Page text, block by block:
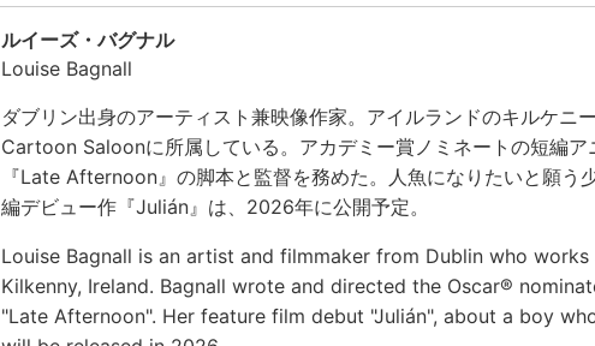
ルイーズ・バグナル
Louise Bagnall
ダブリン出身のアーティスト兼映像作家。アイルランドのキルケニ
Cartoon Saloonに所属している。アカデミー賞ノミネートの短編ア
『Late Afternoon』の脚本と監督を務めた。人魚になりたいと願う
編デビュー作『Julián』は、2026年に公開予定。
Louise Bagnall is an artist and filmmaker from Dublin who
Kilkenny, Ireland. Bagnall wrote and directed the Oscar®
"Late Afternoon". Her feature film debut "Julián", about a boy